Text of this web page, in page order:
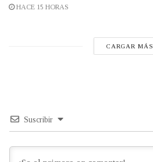
HACE 15 HORAS
CARGAR MÁS
Suscribir